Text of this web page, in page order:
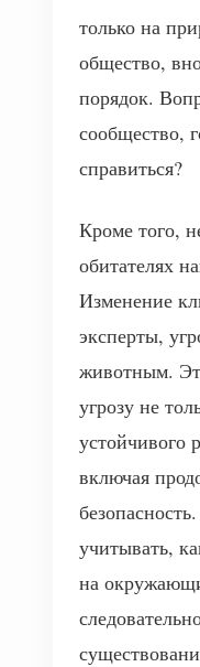
только на
общество,
порядок.
сообщество,
справиться?
Кроме того,
обитателях
Изменение
эксперты,
животным.
угрозу не
устойчивого
включая
учитывать,
на